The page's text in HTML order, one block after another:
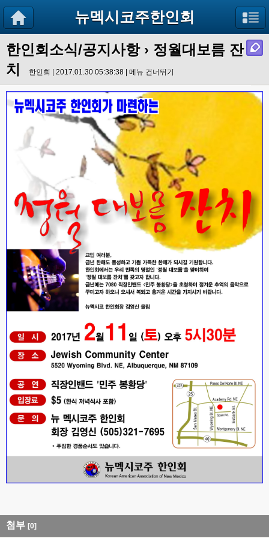
뉴멕시코주한인회
한인회소식/공지사항› 정월대보름 잔
치
한인회 | 2017.01.30 05:38:38 | 메뉴 건너뛰기
첨부 [0]